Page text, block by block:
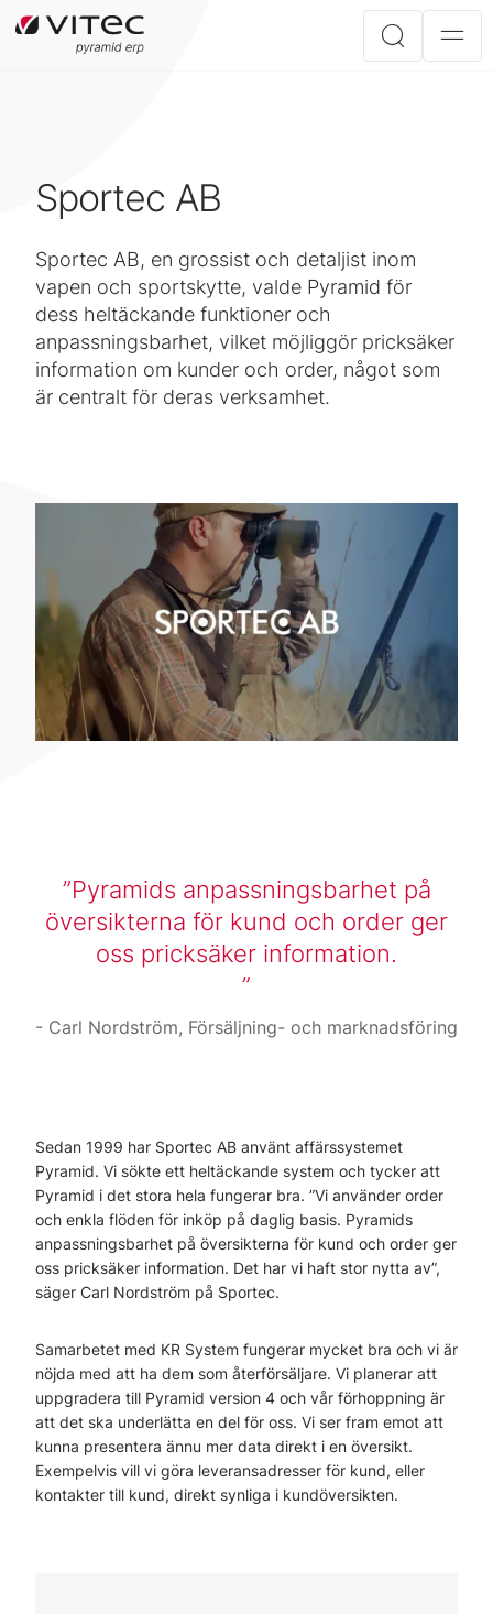
Sportec AB
Sportec AB, en grossist och detaljist inom
vapen och sportskytte, valde Pyramid för
dess heltäckande funktioner och
anpassningsbarhet, vilket möjliggör pricksäker
information om kunder och order, något som
är centralt för deras verksamhet.
Pyramids anpassningsbarhet på
översikterna för kund och order ger
oss pricksäker information.
Carl Nordström, Försäljning- och marknadsföring
Sedan 1999 har Sportec AB använt affärssystemet
Pyramid. Vi sökte ett heltäckande system och tycker att
Pyramid i det stora hela fungerar bra. ”Vi använder order
och enkla flöden för inköp på daglig basis. Pyramids
anpassningsbarhet på översikterna för kund och order ger
oss pricksäker information. Det har vi haft stor nytta av”,
säger Carl Nordström på Sportec.
Samarbetet med KR System fungerar mycket bra och vi är
nöjda med att ha dem som återförsäljare. Vi planerar att
uppgradera till Pyramid version 4 och vår förhoppning är
att det ska underlätta en del för oss. Vi ser fram emot att
kunna presentera ännu mer data direkt i en översikt.
Exempelvis vill vi göra leveransadresser för kund, eller
kontakter till kund, direkt synliga i kundöversikten.